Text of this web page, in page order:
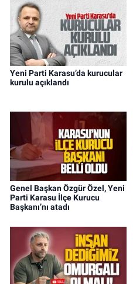
Yeni Parti Karasu’da kurucular
kurulu açıklandı
Genel Başkan Özgür Özel, Yeni
Parti Karasu İlçe Kurucu
Başkanı’nı atadı